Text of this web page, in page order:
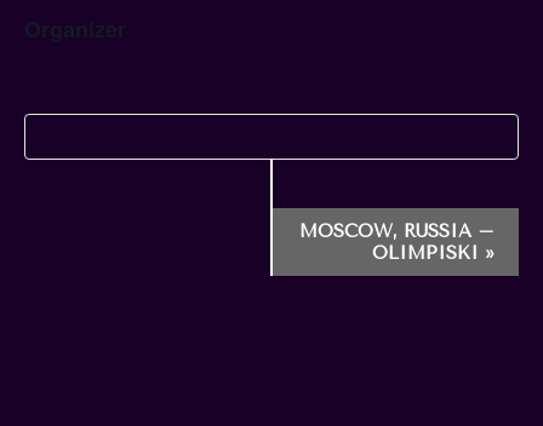
Organizer
MOSCOW, RUSSIA –
OLIMPISKI »